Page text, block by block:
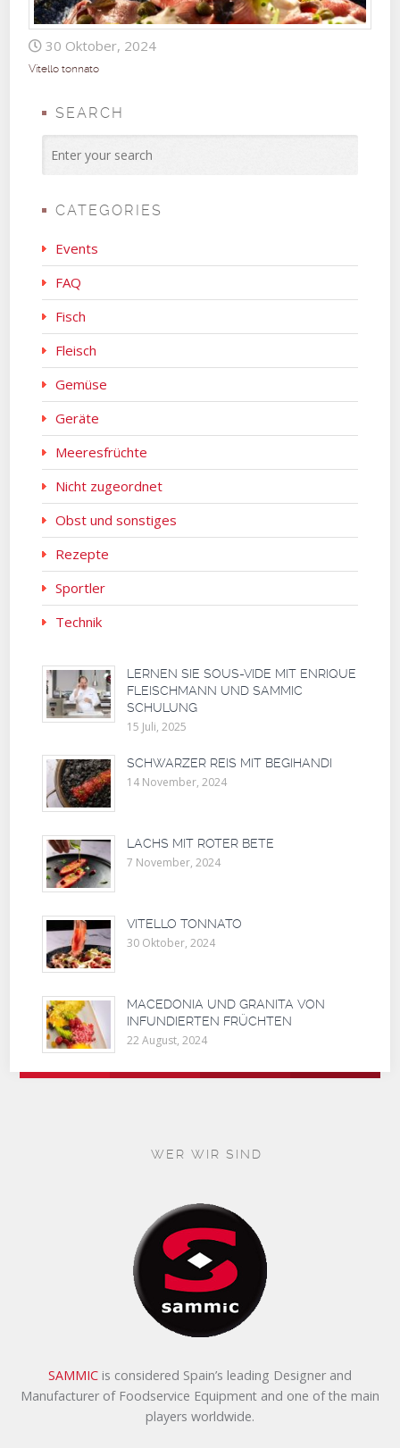
30 Oktober, 2024
Vitello tonnato
SEARCH
CATEGORIES
Events
FAQ
Fisch
Fleisch
Gemüse
Geräte
Meeresfrüchte
Nicht zugeordnet
Obst und sonstiges
Rezepte
Sportler
Technik
LERNEN SIE SOUS-VIDE MIT ENRIQUE
FLEISCHMANN UND SAMMIC
SCHULUNG
15 Juli, 2025
SCHWARZER REIS MIT BEGIHANDI
14 November, 2024
LACHS MIT ROTER BETE
7 November, 2024
VITELLO TONNATO
30 Oktober, 2024
MACEDONIA UND GRANITA VON
INFUNDIERTEN FRÜCHTEN
22 August, 2024
WER WIR SIND
SAMMIC is considered Spain’s leading Designer and
Manufacturer of Foodservice Equipment and one of the main
players worldwide.